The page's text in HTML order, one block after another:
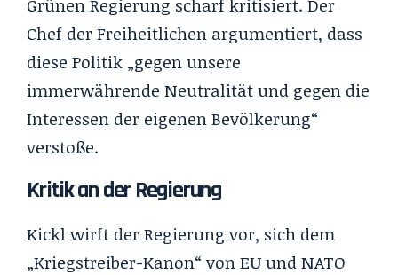
Grünen Regierung scharf kritisiert. Der
Chef der Freiheitlichen argumentiert, dass
diese Politik „gegen unsere
immerwährende Neutralität und gegen die
Interessen der eigenen Bevölkerung“
verstoße.
Kritik an der Regierung
Kickl wirft der Regierung vor, sich dem
„Kriegstreiber-Kanon“ von EU und NATO